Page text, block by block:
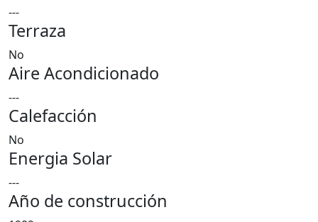
---
Terraza
No
Aire Acondicionado
---
Calefacción
No
Energia Solar
---
Año de construcción